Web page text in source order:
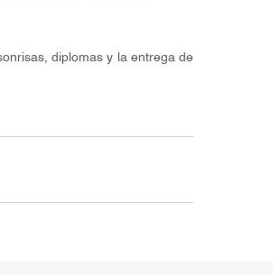
diplomas y la entrega de